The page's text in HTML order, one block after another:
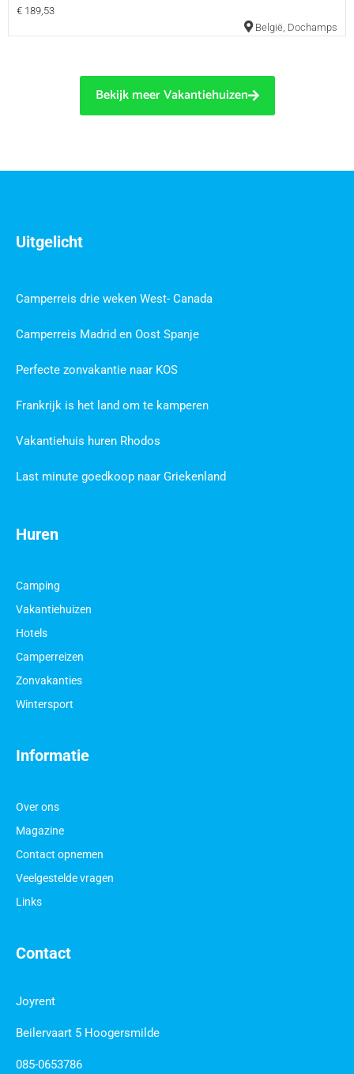
€ 189,53
België, Dochamps
Bekijk meer Vakantiehuizen
Contact
Joyrent
Beilervaart 5 Hoogersmilde
085-0653786
Informatie
Over ons
Magazine
Contact opnemen
Veelgestelde vragen
Links
Huren
Camping
Vakantiehuizen
Hotels
Camperreizen
Zonvakanties
Wintersport
Uitgelicht
Camperreis drie weken West- Canada
Camperreis Madrid en Oost Spanje
Perfecte zonvakantie naar KOS
Frankrijk is het land om te kamperen
Vakantiehuis huren Rhodos
Last minute goedkoop naar Griekenland